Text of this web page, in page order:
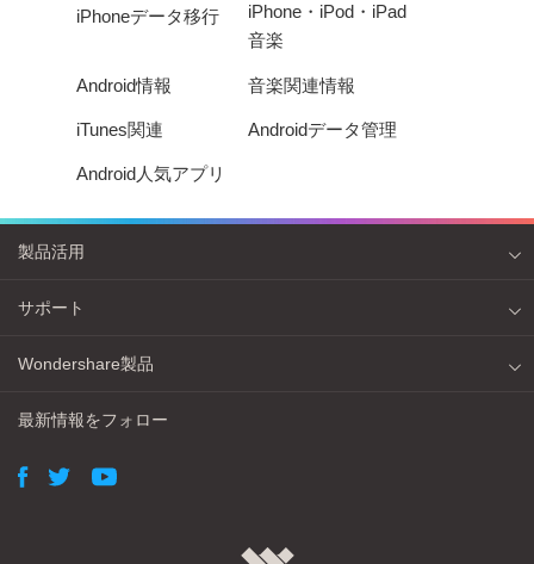
iPhoneデータ移行
iPhone・iPod・iPad
音楽
Android情報 音楽関連情報
iTunes関連 Androidデータ管理
Android人気アプリ
製品活用
サポート
Wondershare製品
最新情報をフォロー